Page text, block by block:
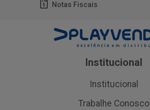
Notas Fiscais
Institucional
Institucional
Trabalhe Conosco